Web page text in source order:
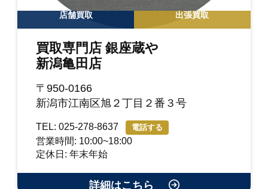
店舗買取 出張買取
買取専門店 銀座蔵や
新潟亀田店
〒950-0166
新潟市江南区旭２丁目２番３号
TEL: 025-278-8637 電話する
営業時間: 10:00~18:00
定休日: 年末年始
詳細はこちら